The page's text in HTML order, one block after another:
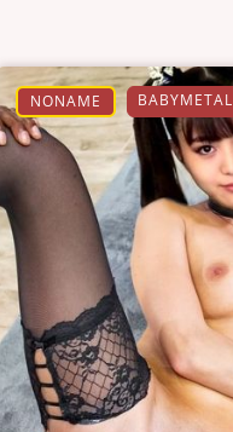
NONAME BABYMETAL